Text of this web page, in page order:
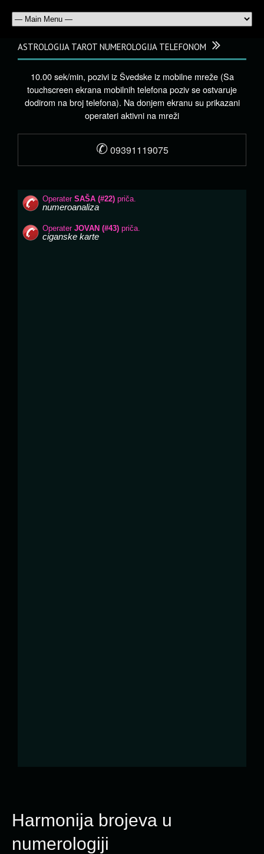
Harmonija brojeva u
numerologiji
ASTROLOGIJA TAROT NUMEROLOGIJA TELEFONOM
10.00 sek/min, pozivi iz Švedske iz mobilne mreže (Sa
touchscreen ekrana mobilnih telefona poziv se ostvaruje
dodirom na broj telefona). Na donjem ekranu su prikazani
operateri aktivni na mreži
✆ 09391119075